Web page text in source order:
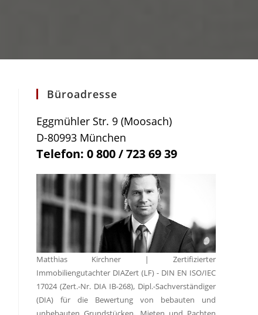
Büroadresse
Eggmühler Str. 9 (Moosach)
D-80993 München
Telefon: 0 800 / 723 69 39
Matthias Kirchner | Zertifizierter
Immobiliengutachter DIAZert (LF) - DIN EN ISO/IEC
17024 (Zert.-Nr. DIA IB-268), Dipl.-Sachverständiger
(DIA) für die Bewertung von bebauten und